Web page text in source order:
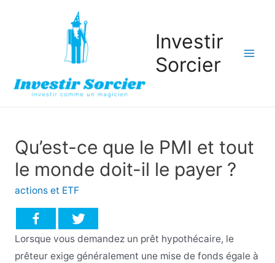
Investir
Sorcier
Qu’est-ce que le PMI et tout
le monde doit-il le payer ?
actions et ETF
Lorsque vous demandez un prêt hypothécaire, le
prêteur exige généralement une mise de fonds égale à